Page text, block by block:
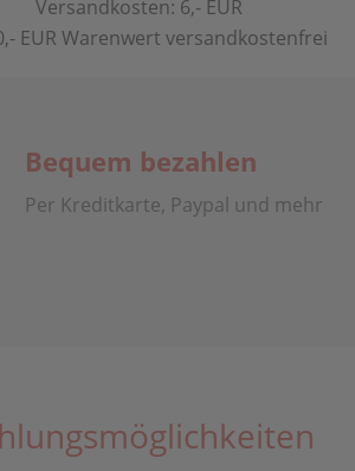
Versandkosten: 6,- EUR
EUR Warenwert versandkostenfrei
Bequem bezahlen
Per Kreditkarte, Paypal und mehr